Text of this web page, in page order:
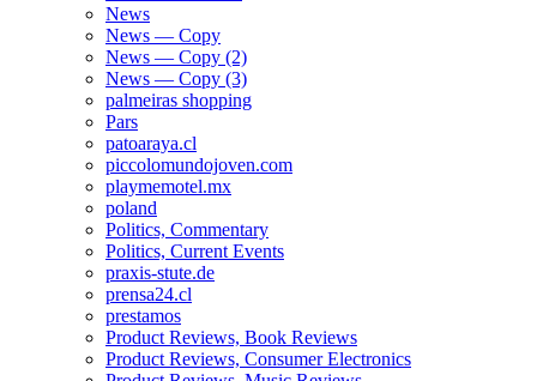
News
News — Copy
News — Copy (2)
News — Copy (3)
palmeiras shopping
Pars
patoaraya.cl
piccolomundojoven.com
playmemotel.mx
poland
Politics, Commentary
Politics, Current Events
praxis-stute.de
prensa24.cl
prestamos
Product Reviews, Book Reviews
Product Reviews, Consumer Electronics